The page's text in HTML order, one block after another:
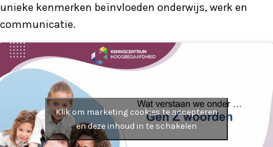
unieke kenmerken beïnvloeden onderwijs, werk en
communicatie.
Klik om marketing cookies te accepteren
en deze inhoud in te schakelen